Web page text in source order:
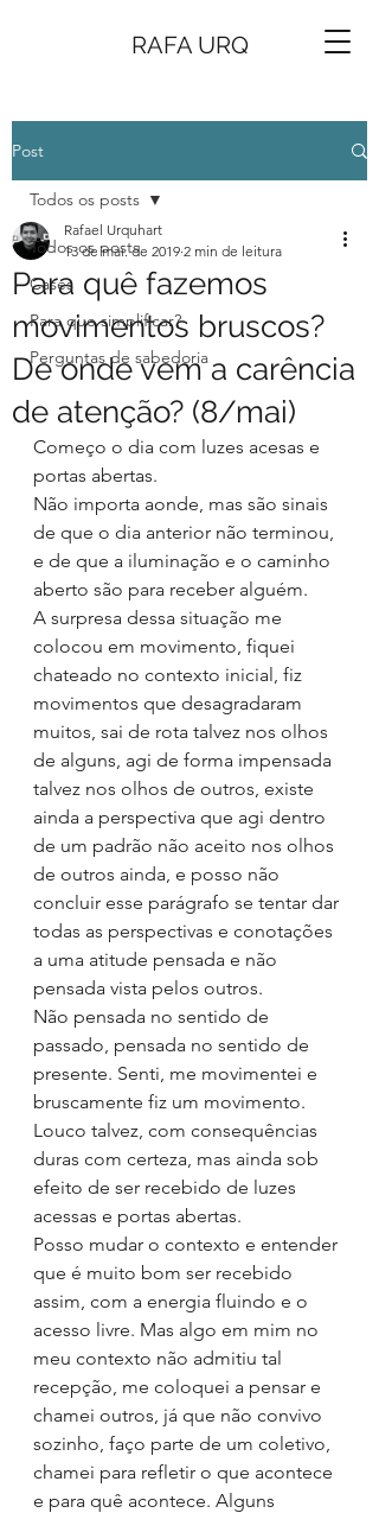
RAFA URQ
Post
Todos os posts
Cases
Para que simplificar?
Perguntas de sabedoria
Todos os posts
Para quê fazemos
movimentos bruscos?
De onde vem a carência
de atenção? (8/mai)
Rafael Urquhart
13 de mai. de 2019 2 min de leitura
Começo o dia com luzes acesas e
portas abertas.
Não importa aonde, mas são sinais
de que o dia anterior não terminou,
e de que a iluminação e o caminho
aberto são para receber alguém.
A surpresa dessa situação me
colocou em movimento, fiquei
chateado no contexto inicial, fiz
movimentos que desagradaram
muitos, sai de rota talvez nos olhos
de alguns, agi de forma impensada
talvez nos olhos de outros, existe
ainda a perspectiva que agi dentro
de um padrão não aceito nos olhos
de outros ainda, e posso não
concluir esse parágrafo se tentar dar
todas as perspectivas e conotações
a uma atitude pensada e não
pensada vista pelos outros.
Não pensada no sentido de
passado, pensada no sentido de
presente. Senti, me movimentei e
bruscamente fiz um movimento.
Louco talvez, com consequências
duras com certeza, mas ainda sob
efeito de ser recebido de luzes
acessas e portas abertas.
Posso mudar o contexto e entender
que é muito bom ser recebido
assim, com a energia fluindo e o
acesso livre. Mas algo em mim no
meu contexto não admitiu tal
recepção, me coloquei a pensar e
chamei outros, já que não convivo
sozinho, faço parte de um coletivo,
chamei para refletir o que acontece
e para quê acontece. Alguns